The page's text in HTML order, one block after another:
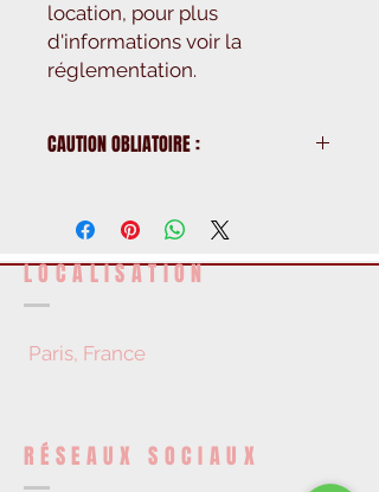
location, pour plus
d'informations voir la
réglementation.
CAUTION OBLIATOIRE :
LOCALISATION
Paris, France
RÉSEAUX SOCIAUX